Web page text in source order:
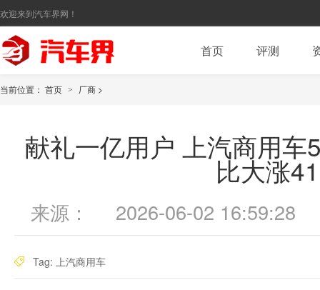
欢迎来到汽车界网！
首页 评测
当前位置： 首页 > 厂商 >
献礼一亿用户 上汽商用
比大涨
来源： 2026-06-02 16:59:28
Tag: 上汽商用车